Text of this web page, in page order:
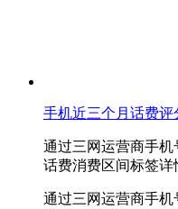
手机近三个月话费评
通过三网运营商手机
话费消费区间标签详
通过三网运营商手机